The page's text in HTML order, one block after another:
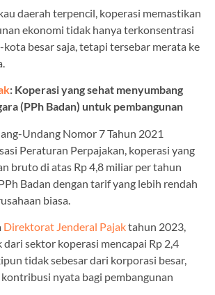
daerah terpencil, koperasi memastikan
ekonomi tidak hanya terkonsentrasi
besar saja, tetapi tersebar merata ke
: Koperasi yang sehat menyumbang
(PPh Badan) untuk pembangunan
Undang Nomor 7 Tahun 2021
Peraturan Perpajakan, koperasi yang
bruto di atas Rp 4,8 miliar per tahun
Badan dengan tarif yang lebih rendah
biasa.
Direktorat Jenderal Pajaktahun 2023,
dari sektor koperasi mencapai Rp 2,4
tidak sebesar dari korporasi besar,
nyata bagi pembangunan